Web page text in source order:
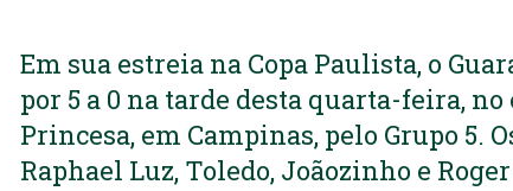
Em sua estreia na Copa Paulista, o
por 5 a 0 na tarde desta quarta-feira,
Princesa, em Campinas, pelo Grupo 5.
Raphael Luz, Toledo, Joãozinho e